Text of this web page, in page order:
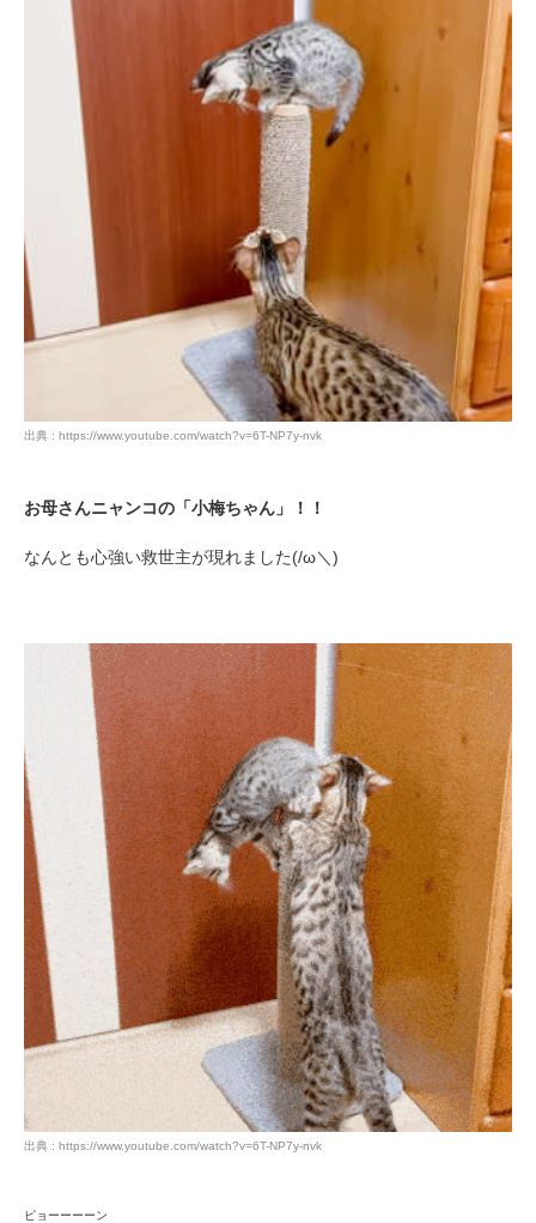
出典 : https://www.youtube.com/watch?v=6T-NP7y-nvk
お母さんニャンコの「小梅ちゃん」！！
なんとも心強い救世主が現れました(/ω＼)
出典 : https://www.youtube.com/watch?v=6T-NP7y-nvk
ピョーーーーン
いぬ部をフォロー
ねこ部をフォロー
PECOアプリをダウンロード済みの方
アプリで開く
アプリをダウンロードする